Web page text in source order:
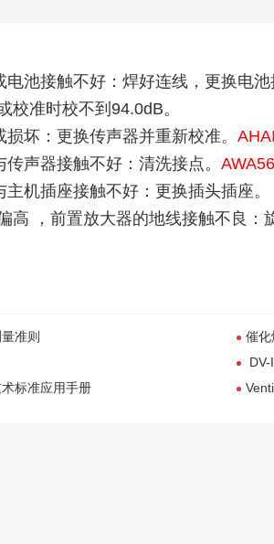
池接触不好：焊好连线，更换电池
校准时校不到94.0dB。
坏：更换传声器并重新校准。
声器接触不好：清洗接点。
机插座接触不好：更换插头插座。
高 ，前置放大器的地线接触不良：
准则
标准应用手册
催化